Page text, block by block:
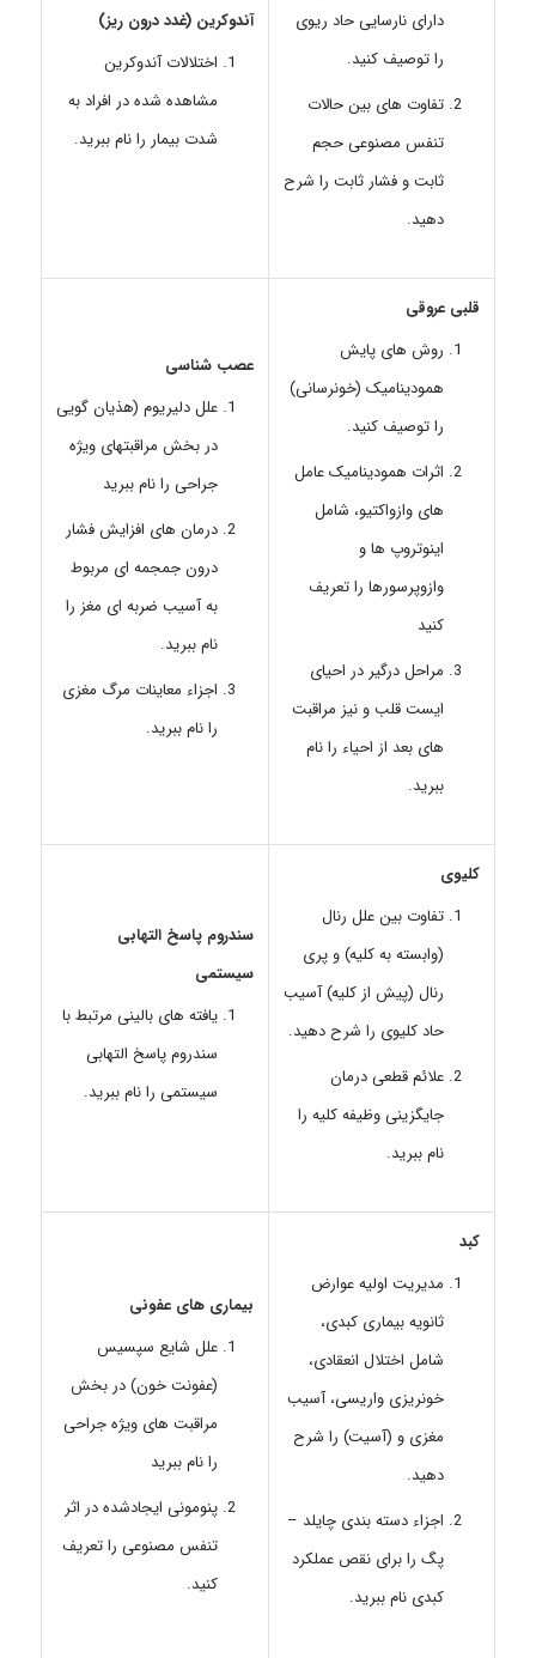
دارای نارسایی حاد ریوی
را توصیف کنید.
تفاوت های بین حالات
تنفس مصنوعی حجم
ثابت و فشار ثابت را شرح
دهید.
آندوکرین (غدد درون ریز)
اختلالات آندوکرین
مشاهده شده در افراد به
شدت بیمار را نام ببرید.
قلبی عروقی
روش های پایش
همودینامیک (خونرسانی)
را توصیف کنید.
اثرات همودینامیک عامل
های وازواکتیو، شامل
اینوتروپ ها و
وازوپرسورها را تعریف
کنید
مراحل درگیر در احیای
ایست قلب و نیز مراقبت
های بعد از احیاء را نام
ببرید.
عصب شناسی
علل دلیریوم (هذیان گویی
در بخش مراقبتهای ویژه
جراحی را نام ببرید
درمان های افزایش فشار
درون جمجمه ای مربوط
به آسیب ضربه ای مغز را
نام ببرید.
اجزاء معاینات مرگ مغزی
را نام ببرید.
کلیوی
تفاوت بین علل رنال
(وابسته به کلیه) و پری
رنال (پیش از کلیه) آسیب
حاد کلیوی را شرح دهید.
علائم قطعی درمان
جایگزینی وظیفه کلیه را
نام ببرید.
سندروم پاسخ التهابی
سیستمی
یافته های بالینی مرتبط با
سندروم پاسخ التهابی
سیستمی را نام ببرید.
کبد
مدیریت اولیه عوارض
ثانویه بیماری کبدی،
شامل اختلال انعقادی،
خونریزی واریسی، آسیب
مغزی و (آسیت) را شرح
دهید.
اجزاء دسته بندی چایلد –
پگ را برای نقص عملکرد
کبدی نام ببرید.
بیماری های عفونی
علل شایع سپسیس
(عفونت خون) در بخش
مراقبت های ویژه جراحی
را نام ببرید
پنومونی ایجادشده در اثر
تنفس مصنوعی را تعریف
کنید.